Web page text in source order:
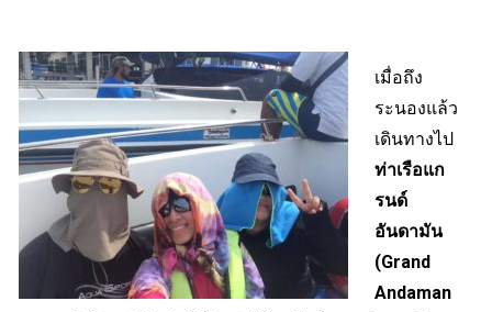
เมื่อถึง
ระนองแล้ว
เดินทางไป
ท่าเรือแก
รนด์
อันดามัน
(Grand
Andaman